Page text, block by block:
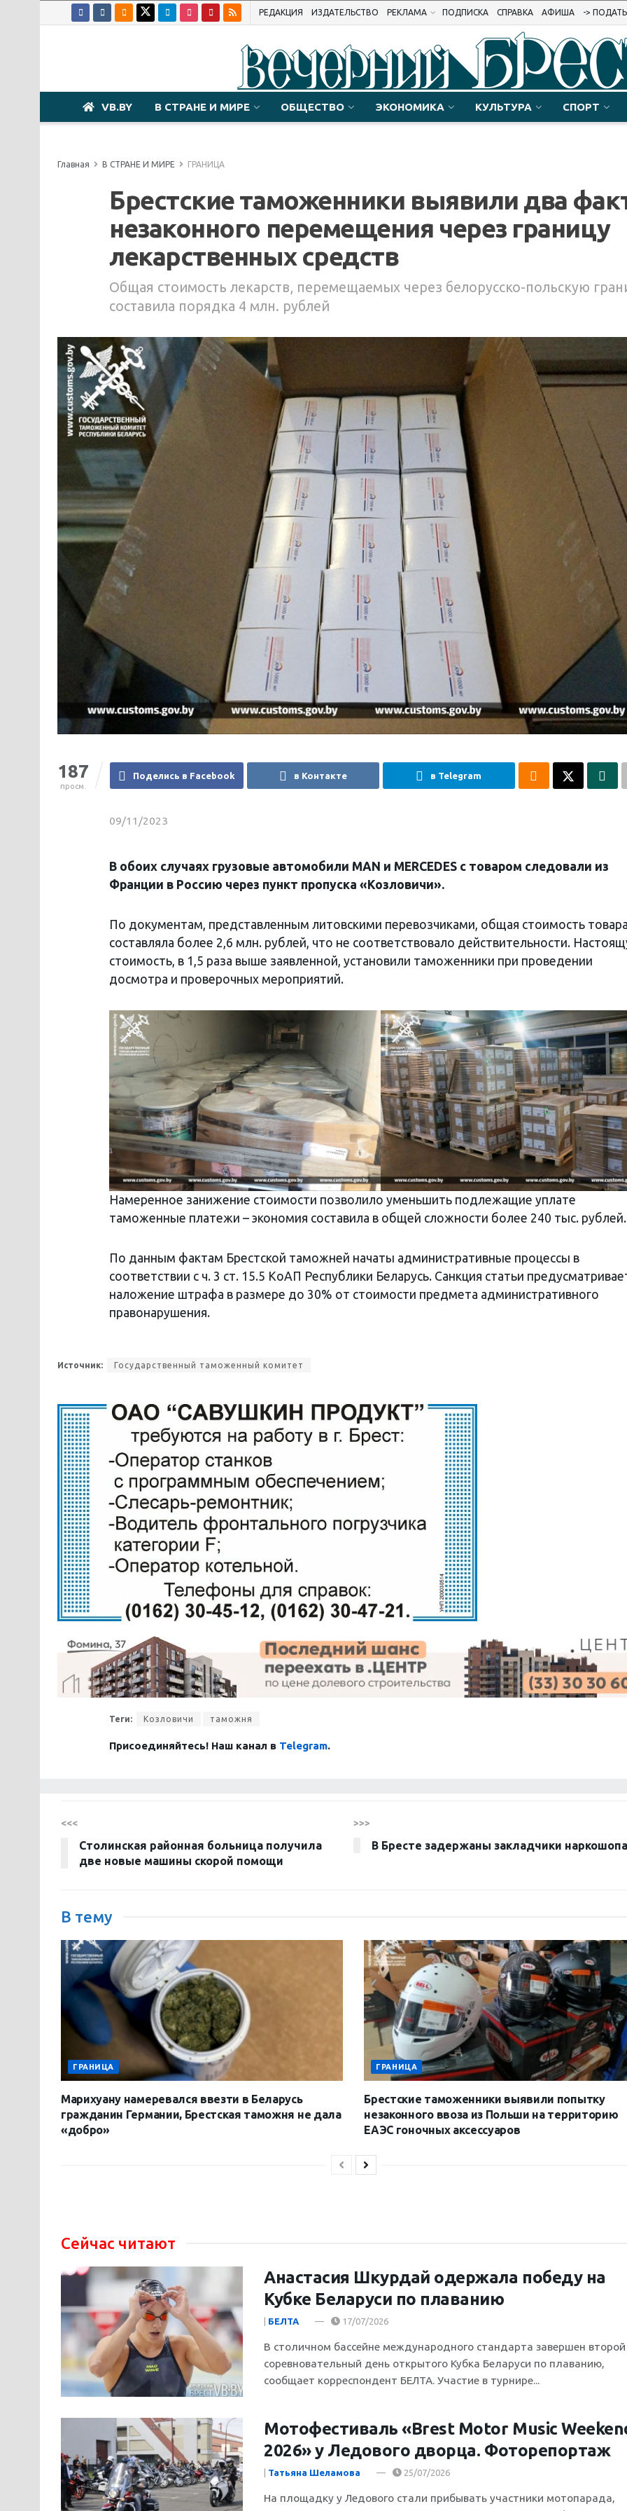
РЕДАКЦИЯ ИЗДАТЕЛЬСТВО РЕКЛАМА ПОДПИСКА СПРАВКА АФИША ->
VB.BY В СТРАНЕ И МИРЕ ОБЩЕСТВО ЭКОНОМИКА КУЛЬТУРА СПОРТ
Главная В СТРАНЕ И МИРЕ ГРАНИЦА
Брестские таможенники выявили два
незаконного перемещения через границу
лекарственных средств
Общая стоимость лекарств, перемещаемых через белорусско-польскую
составила порядка 4 млн. рублей
187
просм.
Поделись в Facebook в Контакте в Telegram
09/11/2023
В обоих случаях грузовые автомобили MAN и MERCEDES с товаром следовали из
Франции в Россию через пункт пропуска «Козловичи».
По документам, представленным литовскими перевозчиками, общая стоимость
составляла более 2,6 млн. рублей, что не соответствовало действительности.
стоимость, в 1,5 раза выше заявленной, установили таможенники при проведении
досмотра и проверочных мероприятий.
Намеренное занижение стоимости позволило уменьшить подлежащие уплате
таможенные платежи – экономия составила в общей сложности более 240 тыс. рублей.
По данным фактам Брестской таможней начаты административные процессы в
соответствии с ч. 3 ст. 15.5 КоАП Республики Беларусь. Санкция статьи
наложение штрафа в размере до 30% от стоимости предмета административного
правонарушения.
Источник: Государственный таможенный комитет
Теги: Козловичи таможня
Присоединяйтесь! Наш канал в Telegram.
<<<
Столинская районная больница получила
две новые машины скорой помощи
>>>
В Бресте задержаны закладчики
В тему
ГРАНИЦА
Марихуану намеревался ввезти в Беларусь
гражданин Германии, Брестская таможня не дала
«добро»
ГРАНИЦА
Брестские таможенники выявили попытку
незаконного ввоза из Польши на территорию
ЕАЭС гоночных аксессуаров
Сейчас читают
Анастасия Шкурдай одержала победу на
Кубке Беларуси по плаванию
БЕЛТА 17/07/2026
В столичном бассейне международного стандарта завершен второй
соревновательный день открытого Кубка Беларуси по плаванию,
сообщает корреспондент БЕЛТА. Участие в турнире...
Мотофестиваль «Brest Motor Music
2026» у Ледового дворца. Фоторепортаж
Татьяна Шеламова 25/07/2026
На площадку у Ледового стали прибывать участники мотопарада,